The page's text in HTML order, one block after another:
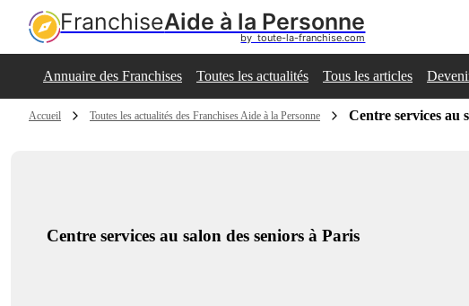
FranchiseAide à la Personne
by  toute-la-franchise.com
Annuaire des Franchises Toutes les actualités Tous les articles
Accueil Toutes les actualités des Franchises Aide à la Personne Centre services au
Centre services au salon des seniors à Paris